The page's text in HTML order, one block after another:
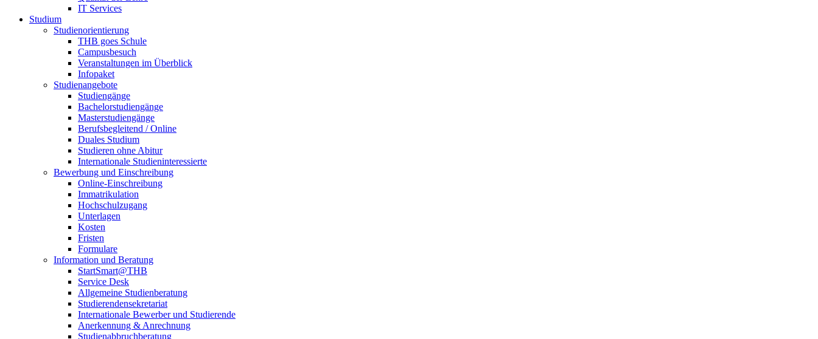
IT Services
Studium
Studienorientierung
THB goes Schule
Campusbesuch
Veranstaltungen im Überblick
Infopaket
Studienangebote
Studiengänge
Bachelorstudiengänge
Masterstudiengänge
Berufsbegleitend / Online
Duales Studium
Studieren ohne Abitur
Internationale Studieninteressierte
Bewerbung und Einschreibung
Online-Einschreibung
Immatrikulation
Hochschulzugang
Unterlagen
Kosten
Fristen
Formulare
Information und Beratung
StartSmart@THB
Service Desk
Allgemeine Studienberatung
Studierendensekretariat
Internationale Bewerber und Studierende
Anerkennung & Anrechnung
Studienabbruchberatung